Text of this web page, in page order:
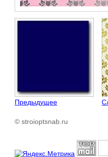
Предыдущее
© stroioptsnab.ru